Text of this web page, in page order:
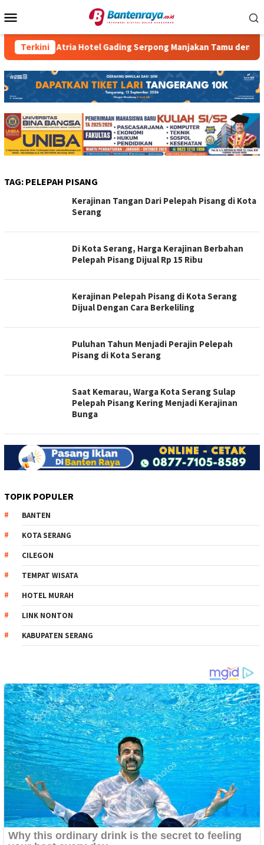
ke
Mobile
TerkiniAtria Hotel Gading Serpong Manjakan Tamu dengan
TAG: PELEPAH PISANG
Kerajinan Tangan Dari Pelepah Pisang di Kota
Serang
Di Kota Serang, Harga Kerajinan Berbahan
Pelepah Pisang Dijual Rp 15 Ribu
Kerajinan Pelepah Pisang di Kota Serang
Dijual Dengan Cara Berkeliling
Puluhan Tahun Menjadi Perajin Pelepah
Pisang di Kota Serang
Saat Kemarau, Warga Kota Serang Sulap
Pelepah Pisang Kering Menjadi Kerajinan
Bunga
TOPIK POPULER
BANTEN
KOTA SERANG
CILEGON
TEMPAT WISATA
HOTEL MURAH
LINK NONTON
KABUPATEN SERANG